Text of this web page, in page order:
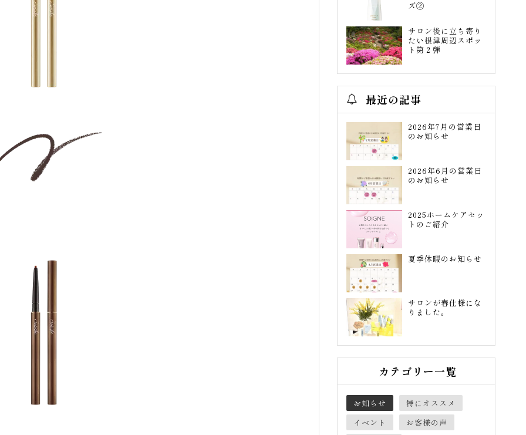
ズ②
サロン後に立ち寄り
たい根津周辺スポッ
ト第２弾
最近の記事
2026年7月の営業日
のお知らせ
2026年6月の営業日
のお知らせ
2025ホームケアセッ
トのご紹介
夏季休暇のお知らせ
サロンが春仕様にな
りました。
カテゴリー一覧
お知らせ
特にオススメ
イベント
お客様の声